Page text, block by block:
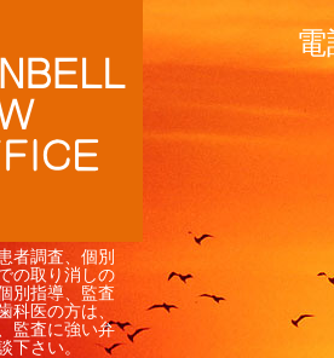
者調査、個別
の取り消しの
別指導、監査
科医の方は、
監査に強い弁
下さい。